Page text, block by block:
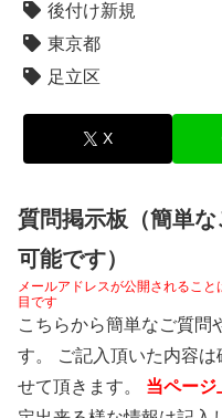
後付け新規
東京都
足立区
X
質問掲示板（簡単
可能です）
メールアドレスが公開されること
目です
こちらから簡単なご質問
す。 ご記入頂いた内容
せて頂きます。 当ページ